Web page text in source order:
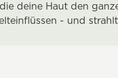
deine Haut den
- und